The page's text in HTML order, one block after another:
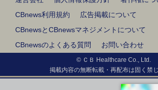
CBnews利用規約
広告掲載について
CBnewsとCBnewsマネジメントについて
CBnewsのよくある質問
お問い合わせ
© ＣＢ Healthcare Co., Ltd.
掲載内容の無断転載・再配布は固く禁じ